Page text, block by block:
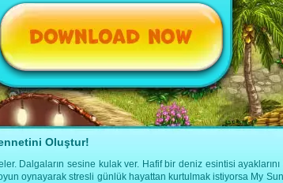
Oluştur!
Dalgaların sesine kulak ver. Hafif bir deniz esintisi ayaklarını
oynayarak stresli günlük hayattan kurtulmak istiyorsa My